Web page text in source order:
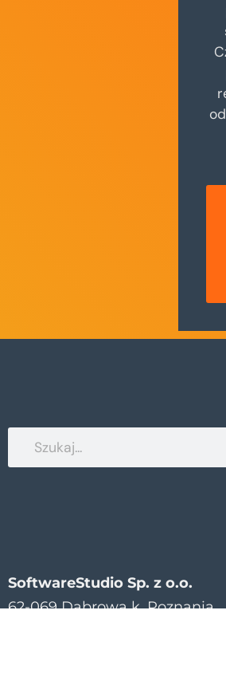
SoftwareStudio Sp. z o.o.
62-069 Dąbrowa k. Poznania